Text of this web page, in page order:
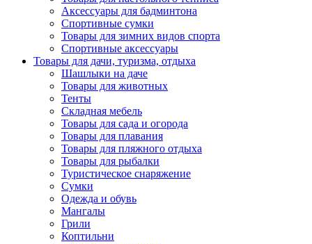
Аксессуары для бадминтона
Спортивные сумки
Товары для зимних видов спорта
Спортивные аксессуары
Товары для дачи, туризма, отдыха
Шашлыки на даче
Товары для животных
Тенты
Складная мебель
Товары для сада и огорода
Товары для плавания
Товары для пляжного отдыха
Товары для рыбалки
Туристическое снаряжение
Сумки
Одежда и обувь
Мангалы
Грили
Коптильни